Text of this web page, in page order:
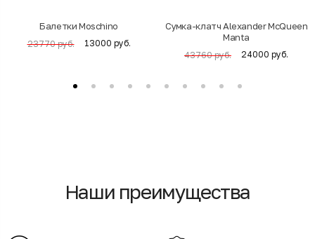
Балетки Moschino
23770 руб. 13000 руб.
Cумка-клатч Alexander McQueen
Manta
43760 руб. 24000 руб.
Наши преимущества